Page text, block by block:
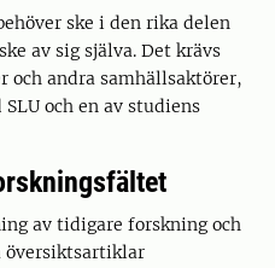
ske i den rika delen
av sig själva. Det krävs
andra samhällsaktörer,
och en av studiens
av tidigare forskning och
översiktsartiklar